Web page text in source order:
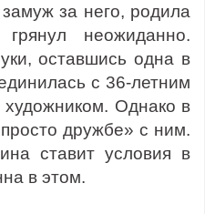
за него, родила
неожиданно.
оставшись одна в
с 36-летним
Однако в
дружбе» с ним.
ставит условия в
в этом.